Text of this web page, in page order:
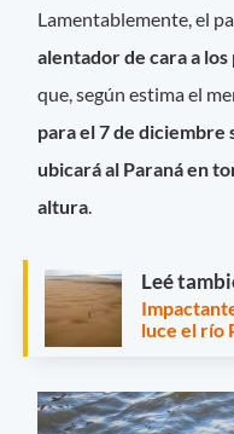
Lamentablemente, el
alentador de cara a
que, según estima el
para el 7 de diciembre
ubicará al Paraná en
altura
Leé
luce el río